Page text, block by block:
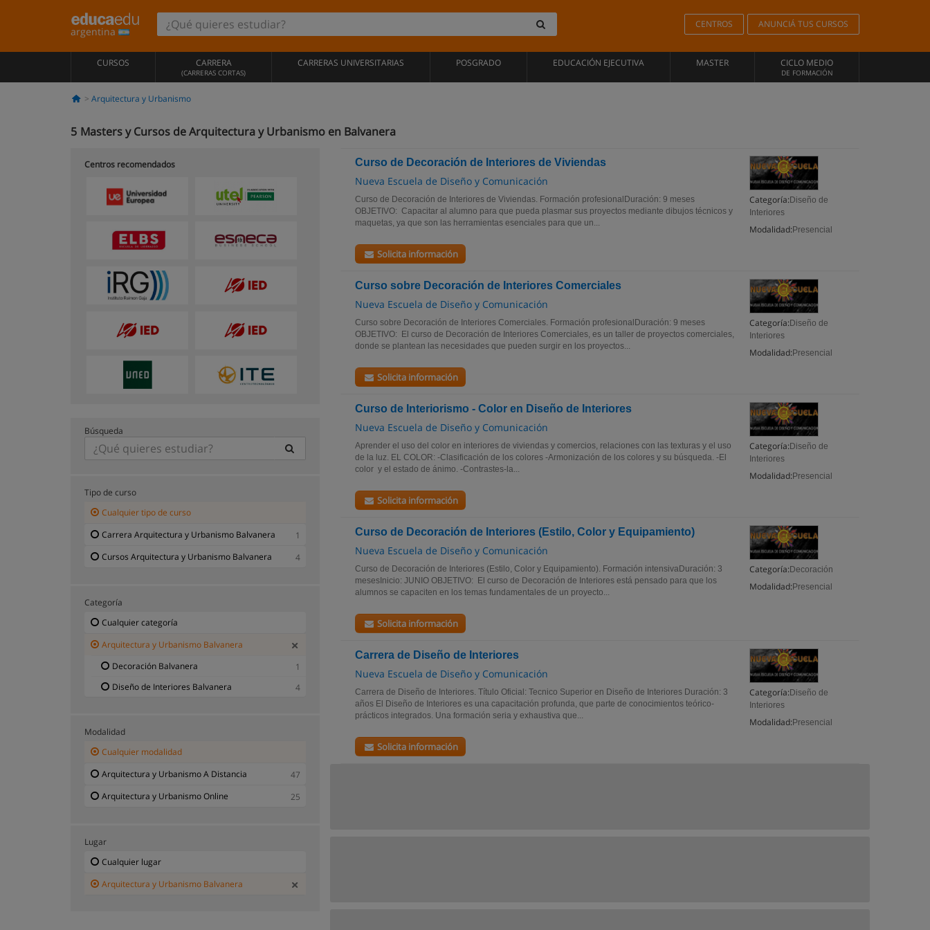
argentina
CENTROS ANUNCIÁ TUS CURSOS
CURSOS CARRERA
(CARRERAS CORTAS)
CARRERAS UNIVERSITARIAS POSGRADO EDUCACIÓN EJECUTIVA MASTER CICLO MEDIO
DE FORMACIÓN
Arquitectura y Urbanismo
5 Masters y Cursos de Arquitectura y Urbanismo en Balvanera
Curso de Decoración de Interiores de Viviendas
Nueva Escuela de Diseño y Comunicación
Categoría: Diseño de
Interiores
Modalidad: Presencial
Curso de Decoración de Interiores de Viviendas. Formación profesionalDuración: 9 meses
OBJETIVO: Capacitar al alumno para que pueda plasmar sus proyectos mediante dibujos técnicos y
maquetas, ya que son las herramientas esenciales para que un...
Solicita información
Curso sobre Decoración de Interiores Comerciales
Nueva Escuela de Diseño y Comunicación
Categoría: Diseño de
Interiores
Modalidad: Presencial
Curso sobre Decoración de Interiores Comerciales. Formación profesionalDuración: 9 meses
OBJETIVO: El curso de Decoración de Interiores Comerciales, es un taller de proyectos comerciales,
donde se plantean las necesidades que pueden surgir en los proyectos...
Solicita información
Curso de Interiorismo - Color en Diseño de Interiores
Nueva Escuela de Diseño y Comunicación
Categoría: Diseño de
Interiores
Modalidad: Presencial
Aprender el uso del color en interiores de viviendas y comercios, relaciones con las texturas y el uso
de la luz. EL COLOR: -Clasificación de los colores -Armonización de los colores y su búsqueda. -El
color y el estado de ánimo. -Contrastes-la...
Solicita información
Curso de Decoración de Interiores (Estilo, Color y Equipamiento)
Nueva Escuela de Diseño y Comunicación
Categoría: Decoración
Modalidad: Presencial
Curso de Decoración de Interiores (Estilo, Color y Equipamiento). Formación intensivaDuración: 3
mesesInicio: JUNIO OBJETIVO: El curso de Decoración de Interiores está pensado para que los
alumnos se capaciten en los temas fundamentales de un proyecto...
Solicita información
Carrera de Diseño de Interiores
Nueva Escuela de Diseño y Comunicación
Categoría: Diseño de
Interiores
Modalidad: Presencial
Carrera de Diseño de Interiores. Título Oficial: Tecnico Superior en Diseño de Interiores Duración: 3
años El Diseño de Interiores es una capacitación profunda, que parte de conocimientos teórico-
prácticos integrados. Una formación seria y exhaustiva que...
Solicita información
Centros recomendados
Búsqueda
Tipo de curso
Cualquier tipo de curso
Carrera Arquitectura y Urbanismo Balvanera
1
Cursos Arquitectura y Urbanismo Balvanera
4
Categoría
Cualquier categoría
Arquitectura y Urbanismo Balvanera
Decoración Balvanera
1
Diseño de Interiores Balvanera
4
Modalidad
Cualquier modalidad
Arquitectura y Urbanismo A Distancia
47
Arquitectura y Urbanismo Online
25
Lugar
Cualquier lugar
Arquitectura y Urbanismo Balvanera